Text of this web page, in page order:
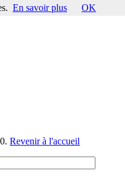
0.Revenir à l'accueil
En savoir plus OK